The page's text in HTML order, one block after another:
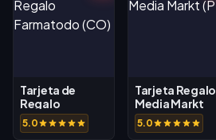
Tarjeta de
Regalo
Farmatodo
(CO)
5.0
Tarjeta Regalo
Media Markt
(PT)
5.0